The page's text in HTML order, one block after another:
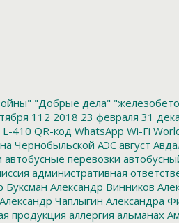
"Добрые дела"
112 2018 23 февраля 31
L-410 QR-код WhatsApp Wi-Fi
Чернобыльской АЭС август
автобусные перевозки
административная
Буксман Александр Винников
Александр Чаплыгин Александра
продукция аллергия альманах